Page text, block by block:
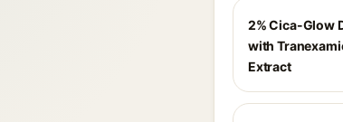
2% Cica-Glow
with
Extract